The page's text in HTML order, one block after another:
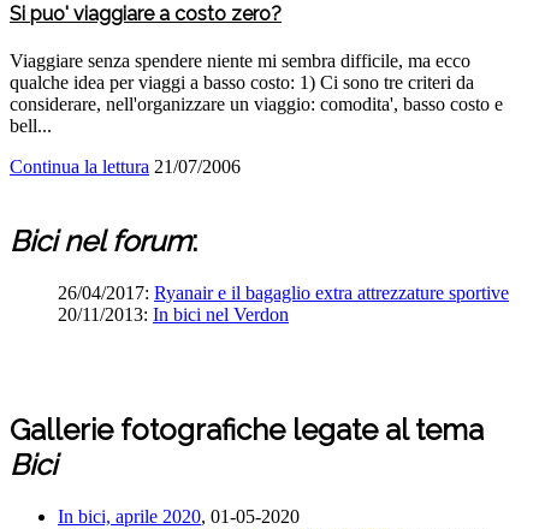
Si puo' viaggiare a costo zero?
Viaggiare senza spendere niente mi sembra difficile, ma ecco
qualche idea per viaggi a basso costo: 1) Ci sono tre criteri da
considerare, nell'organizzare un viaggio: comodita', basso costo e
bell...
Continua la lettura 21/07/2006
Bicinel forum:
26/04/2017: Ryanair e il bagaglio extra attrezzature sportive
20/11/2013: In bici nel Verdon
Gallerie fotografiche legate al tema
Bici
In bici, aprile 2020, 01-05-2020